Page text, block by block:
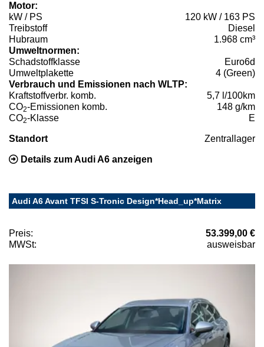
Motor:
kW / PS
120 kW / 163 PS
Treibstoff
Diesel
Hubraum
1.968 cm³
Umweltnormen:
Schadstoffklasse
Euro6d
Umweltplakette
4 (Green)
Verbrauch und Emissionen nach WLTP:
Kraftstoffverbr. komb.
5,7 l/100km
CO2-Emissionen komb.
148 g/km
CO2-Klasse E
Standort Zentrallager
Details zum Audi A6 anzeigen
Audi A6 Avant TFSI S-Tronic Design*Head_up*Matrix
Preis:
53.399,00 €
MWSt:
ausweisbar